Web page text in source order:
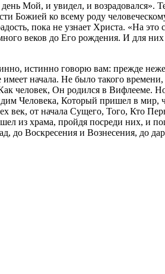
Мой, и увидел, и возрадовался».
Божией ко всему роду
пока не узнает Христа. «На
веков до Его рождения. И для
истинно говорю вам: прежде
начала. Не было такого
человек, Он родился в Вифлееме.
Человека, Который пришел в мир,
век, от начала Сущего, Того, Кто
из храма, пройдя посреди них, и
до Воскресения и Вознесения, до